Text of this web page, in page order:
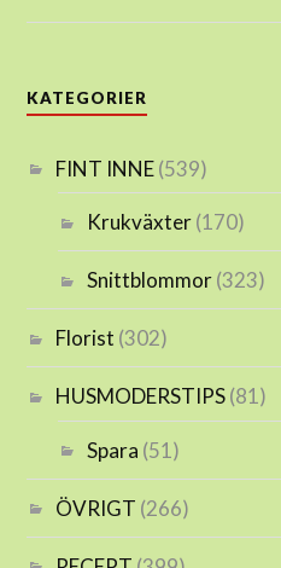
KATEGORIER
FINT INNE(539)
Krukväxter(170)
Snittblommor(323)
Florist (302)
HUSMODERSTIPS(81)
Spara (51)
ÖVRIGT (266)